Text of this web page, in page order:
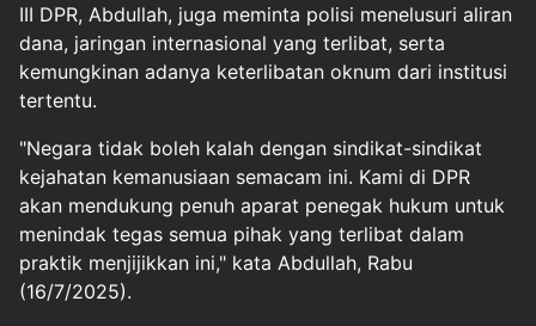
III DPR, Abdullah, juga meminta polisi menelusuri aliran
dana, jaringan internasional yang terlibat, serta
kemungkinan adanya keterlibatan oknum dari institusi
tertentu.
"Negara tidak boleh kalah dengan sindikat-sindikat
kejahatan kemanusiaan semacam ini. Kami di DPR
akan mendukung penuh aparat penegak hukum untuk
menindak tegas semua pihak yang terlibat dalam
praktik menjijikkan ini," kata Abdullah, Rabu
(16/7/2025).